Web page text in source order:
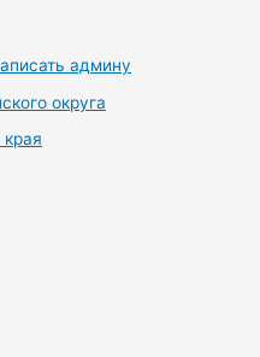
админу
округа